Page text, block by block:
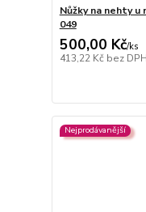
Nůžky na nehty u
049
500,00 Kč/ks
413,22 Kč bez DPH
Nejprodávanější